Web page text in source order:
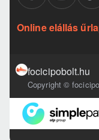
Online elállás
focicipobolt.hu
Copyright ©